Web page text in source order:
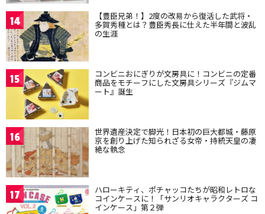
14 【豊臣兄弟！】2度の改易から復活した武将・
多賀秀種とは？豊臣秀長に仕えた半年間と波乱
の生涯
15 コンビニおにぎりが文房具に！コンビニの定番
商品をモチーフにした文房具シリーズ『ジムマ
ート』誕生
16 世界遺産決定で脚光！日本初の巨大都城・藤原
京を創り上げた知られざる女帝・持統天皇の凄
絶な執念
17 ハローキティ、ポチャッコたちが昭和レトロな
コインケースに！「サンリオキャラクターズ コ
インケース」第２弾